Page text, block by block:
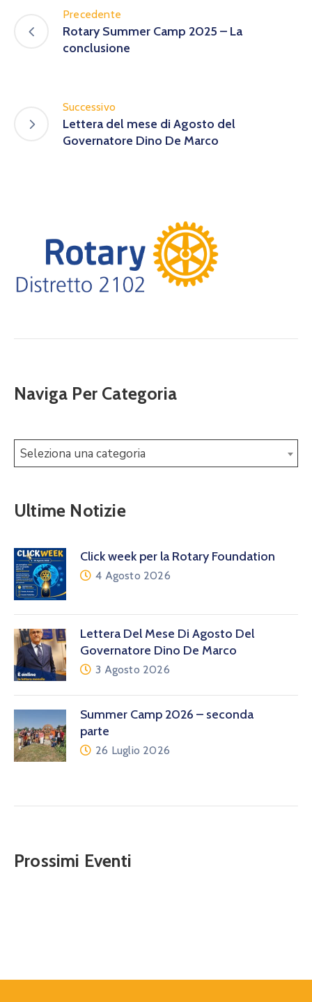
Precedente
Rotary Summer Camp 2025 – La
conclusione
Successivo
Lettera del mese di Agosto del
Governatore Dino De Marco
Naviga Per Categoria
Seleziona una categoria
Ultime Notizie
Click week per la Rotary Foundation
4 Agosto 2026
Lettera Del Mese Di Agosto Del
Governatore Dino De Marco
3 Agosto 2026
Summer Camp 2026 – seconda
parte
26 Luglio 2026
Prossimi Eventi